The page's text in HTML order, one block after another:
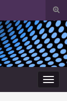
form